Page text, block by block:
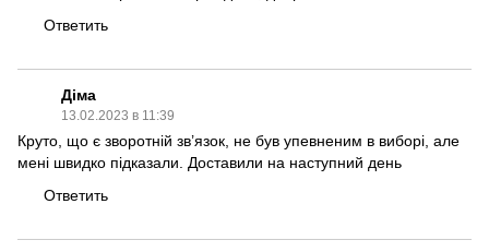
Ответить
Діма
13.02.2023 в 11:39
Круто, що є зворотній зв’язок, не був упевненим в виборі, але
мені швидко підказали. Доставили на наступний день
Ответить